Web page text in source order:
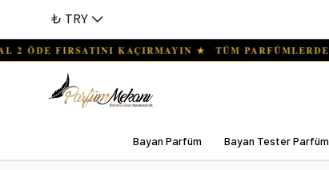
₺ TRY
Bayan Parfüm Bayan Tester Parfüm